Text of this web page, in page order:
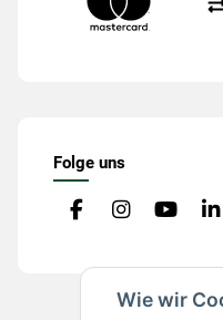
Wie wir
Folge uns